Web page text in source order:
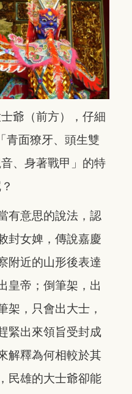
爺（前方），仔細
青面獠牙、頭生雙
、身著戰甲」的特
有意思的說法，認
封女婢，傳說嘉慶
附近的山形後表達
皇帝；倒筆架，出
架，只會出大士，
緊出來領旨受封成
解釋為何相較於其
民雄的大士爺卻能